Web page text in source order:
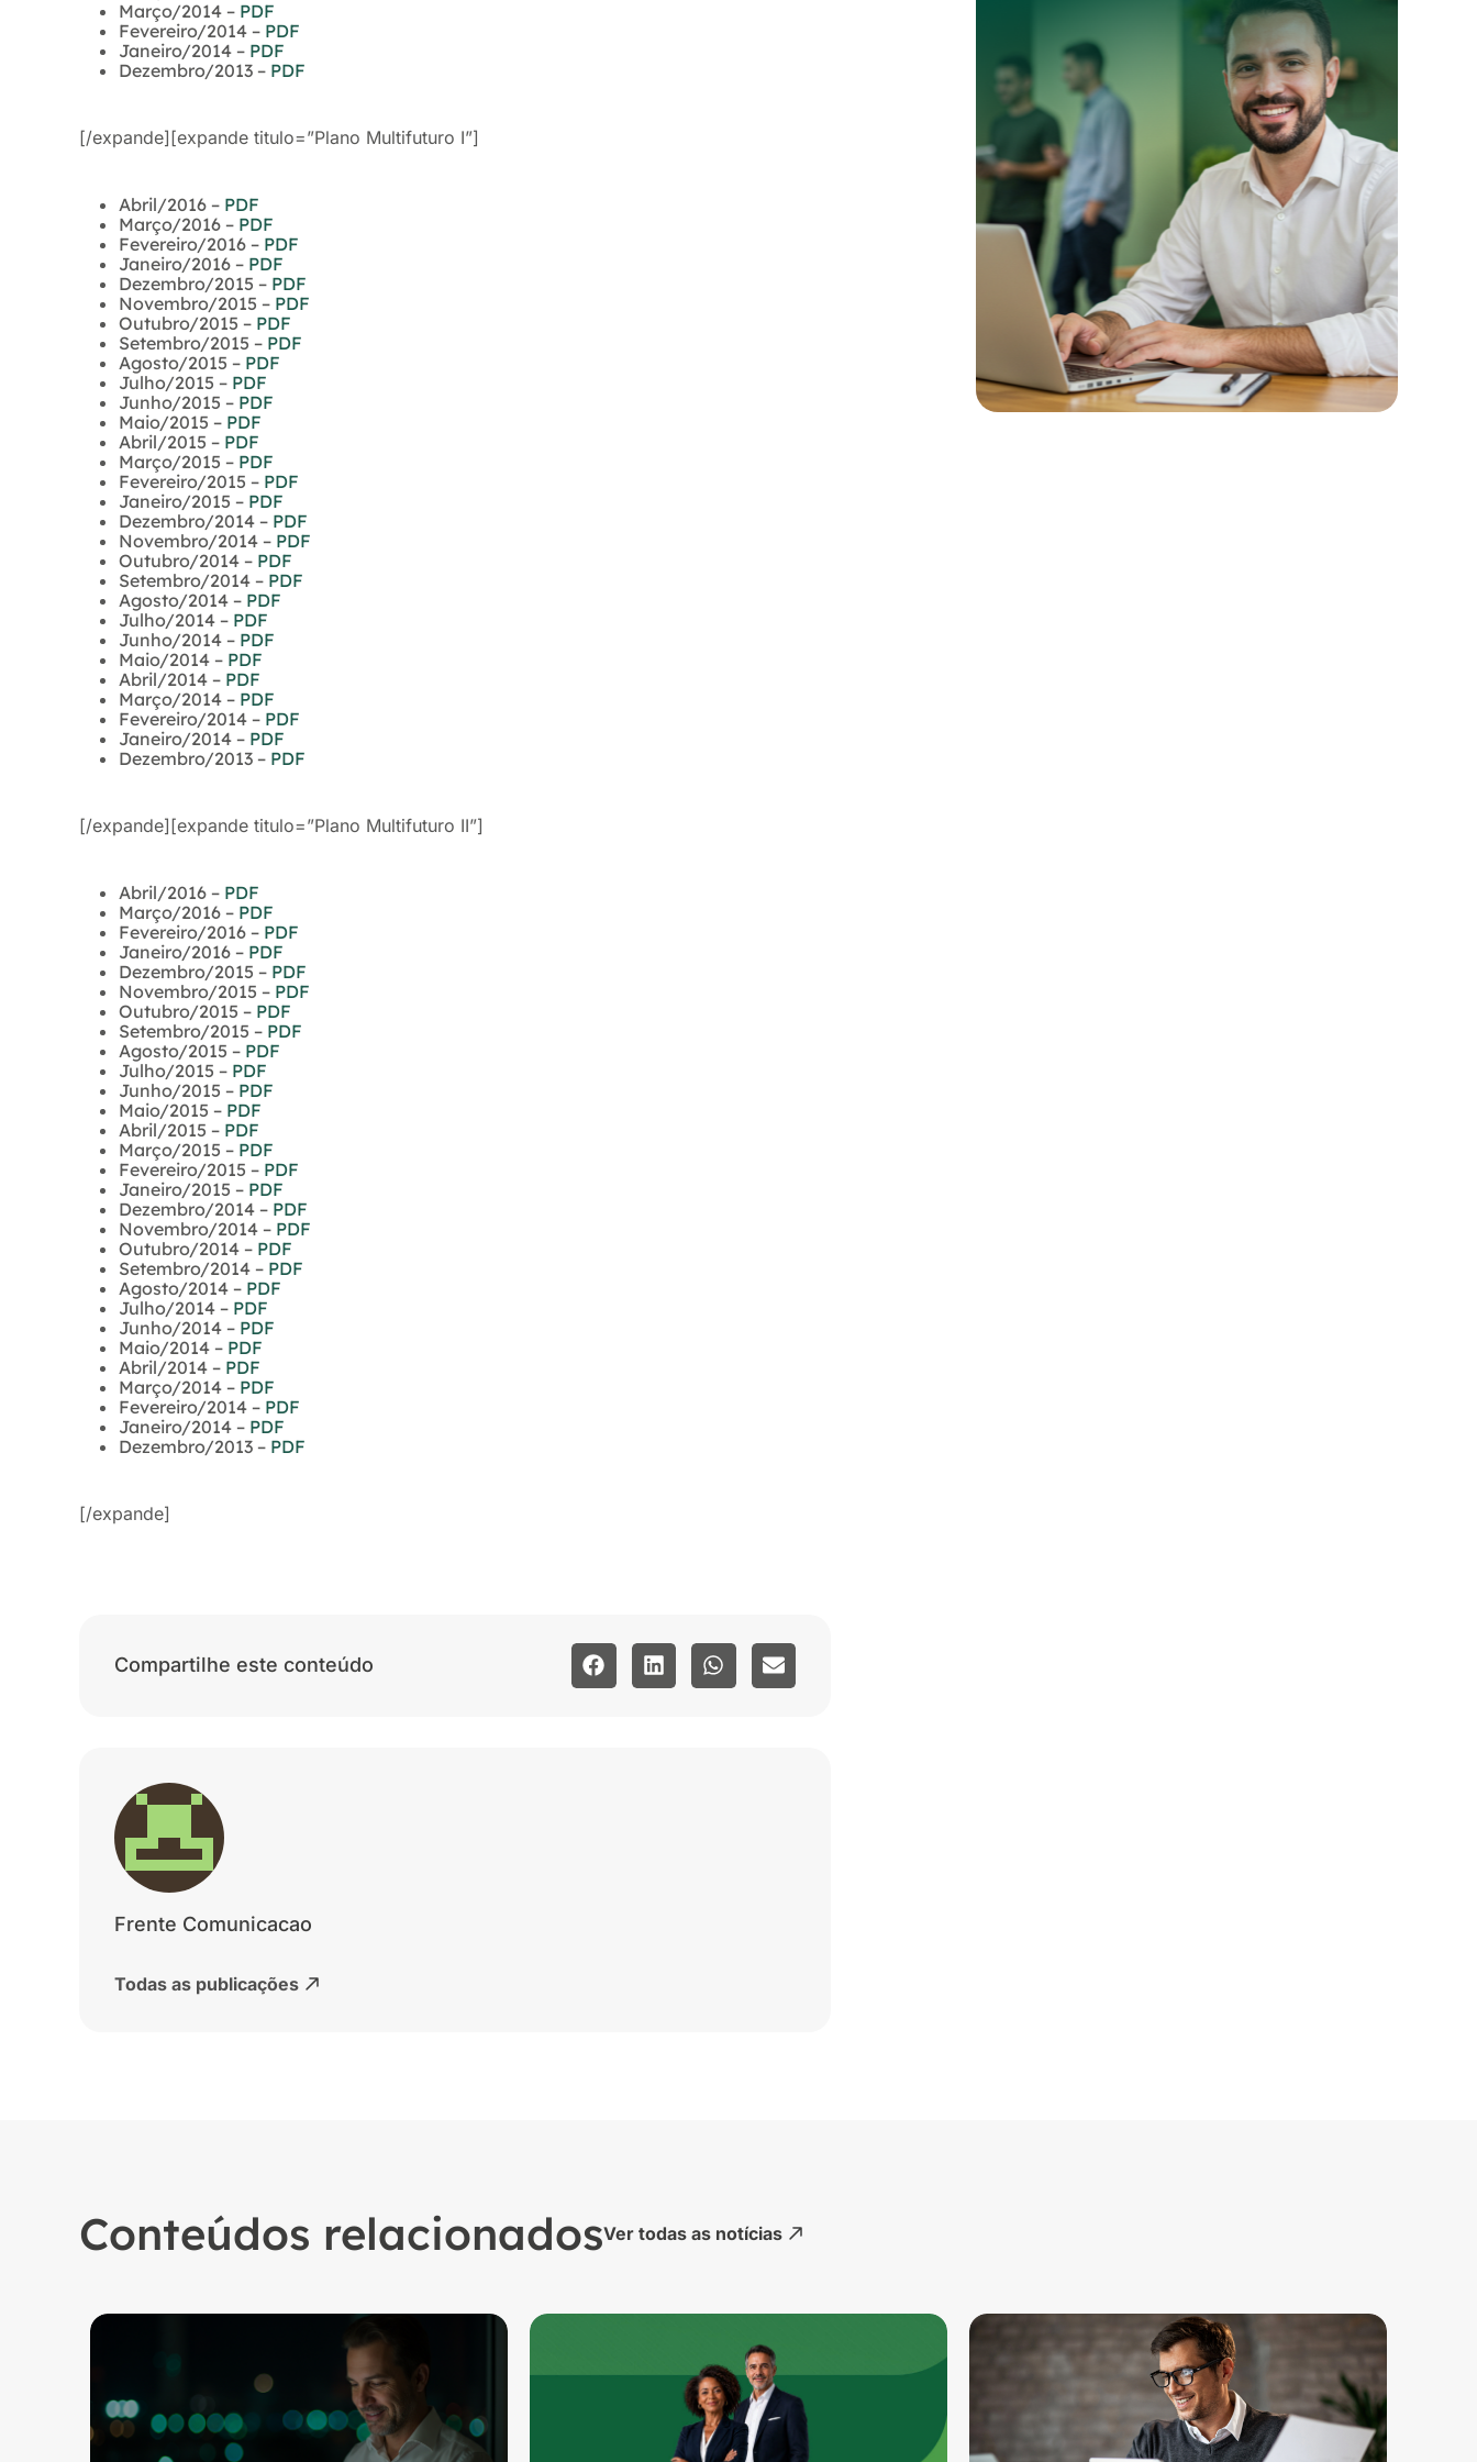
Março/2014 – PDF
Fevereiro/2014 – PDF
Janeiro/2014 – PDF
Dezembro/2013 – PDF
[/expande][expande titulo=”Plano Multifuturo I”]
Abril/2016 – PDF
Março/2016 – PDF
Fevereiro/2016 – PDF
Janeiro/2016 – PDF
Dezembro/2015 – PDF
Novembro/2015 – PDF
Outubro/2015 – PDF
Setembro/2015 – PDF
Agosto/2015 – PDF
Julho/2015 – PDF
Junho/2015 – PDF
Maio/2015 – PDF
Abril/2015 – PDF
Março/2015 – PDF
Fevereiro/2015 – PDF
Janeiro/2015 – PDF
Dezembro/2014 – PDF
Novembro/2014 – PDF
Outubro/2014 – PDF
Setembro/2014 – PDF
Agosto/2014 – PDF
Julho/2014 – PDF
Junho/2014 – PDF
Maio/2014 – PDF
Abril/2014 – PDF
Março/2014 – PDF
Fevereiro/2014 – PDF
Janeiro/2014 – PDF
Dezembro/2013 – PDF
[/expande][expande titulo=”Plano Multifuturo II”]
Abril/2016 – PDF
Março/2016 – PDF
Fevereiro/2016 – PDF
Janeiro/2016 – PDF
Dezembro/2015 – PDF
Novembro/2015 – PDF
Outubro/2015 – PDF
Setembro/2015 – PDF
Agosto/2015 – PDF
Julho/2015 – PDF
Junho/2015 – PDF
Maio/2015 – PDF
Abril/2015 – PDF
Março/2015 – PDF
Fevereiro/2015 – PDF
Janeiro/2015 – PDF
Dezembro/2014 – PDF
Novembro/2014 – PDF
Outubro/2014 – PDF
Setembro/2014 – PDF
Agosto/2014 – PDF
Julho/2014 – PDF
Junho/2014 – PDF
Maio/2014 – PDF
Abril/2014 – PDF
Março/2014 – PDF
Fevereiro/2014 – PDF
Janeiro/2014 – PDF
Dezembro/2013 – PDF
[/expande]
Compartilhe este conteúdo
Frente Comunicacao
Todas as publicações
Conteúdos relacionadosVer todas as notícias